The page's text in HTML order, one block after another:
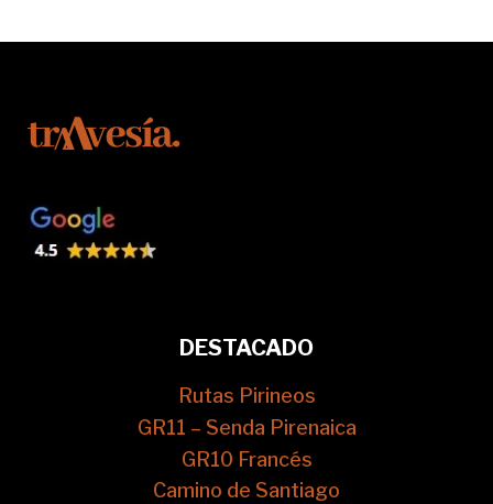
DESTACADO
Rutas Pirineos
GR11 – Senda Pirenaica
GR10 Francés
Camino de Santiago